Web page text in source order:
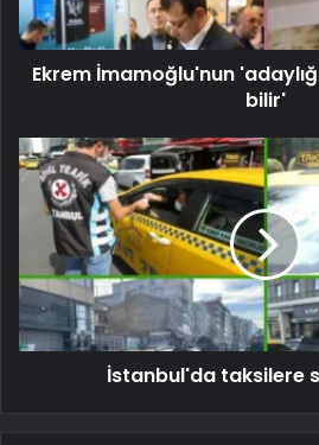
Ekrem İmamoğlu'nun
bilir'
İstanbul'da taksilere